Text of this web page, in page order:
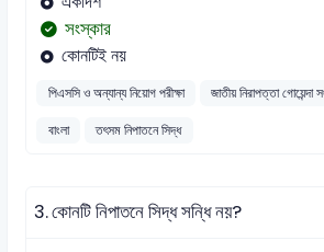
সংস্কার
কোনটিই নয়
পিএসসি ও অন্যান্য নিয়োগ পরীক্ষা
জাতীয় নিরাপত্তা
বাংলা
তৎসম নিপাতনে সিদ্ধ
3.কোনটি নিপাতনে সিদ্ধ সন্ধি নয়?